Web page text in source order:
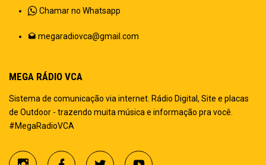
Chamar no Whatsapp
megaradiovca@gmail.com
MEGA RÁDIO VCA
Sistema de comunicação via internet. Rádio Digital, Site e placas
de Outdoor - trazendo muita música e informação pra você.
#MegaRadioVCA